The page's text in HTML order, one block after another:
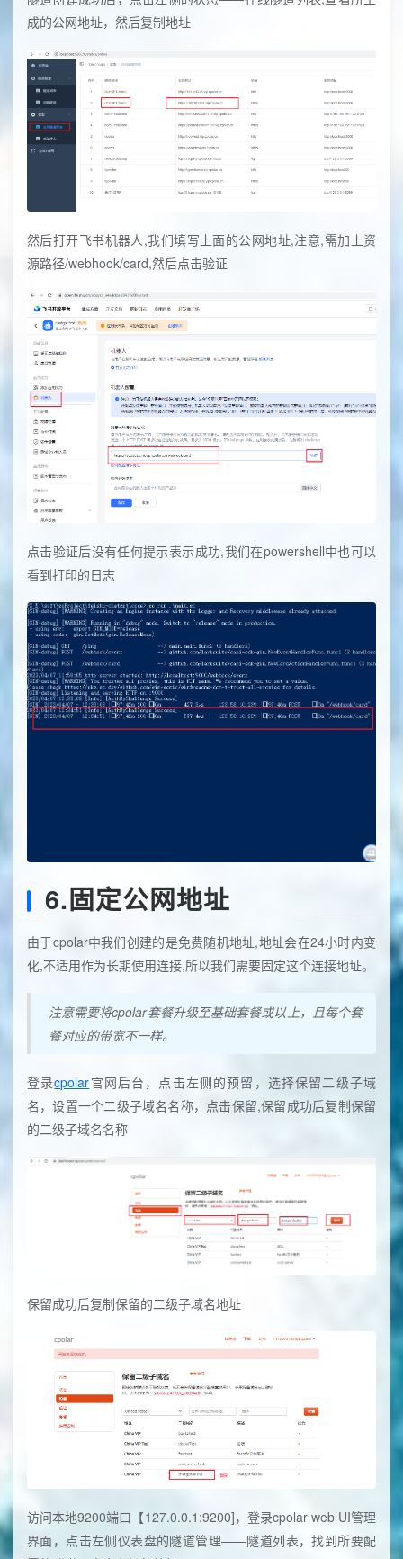
成的公网地址，然后复制地址
然后打开飞书机器人,我们填写上面的公网地址,注意,需加上资
源路径/webhook/card,然后点击验证
点击验证后没有任何提示表示成功,我们在powershell中也可以
看到打印的日志
6.固定公网地址
由于cpolar中我们创建的是免费随机地址,地址会在24小时内变
化,不适用作为长期使用连接,所以我们需要固定这个连接地址。
注意需要将cpolar套餐升级至基础套餐或以上，且每个套
餐对应的带宽不一样。
登录cpolar官网后台，点击左侧的预留，选择保留二级子域
名，设置一个二级子域名名称，点击保留,保留成功后复制保留
的二级子域名名称
保留成功后复制保留的二级子域名地址
访问本地9200端口【127.0.0.1:9200]，登录cpolar web UI管理
界面，点击左侧仪表盘的隧道管理——隧道列表，找到所要配